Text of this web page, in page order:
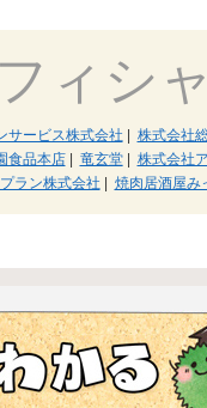
ィシ
サービス株式会社
株式会社
食品本店| 竜玄堂|
株式会社
ラン株式会社 焼肉居酒屋み